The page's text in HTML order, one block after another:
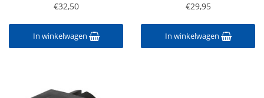
€32,50
In winkelwagen
€29,95
In winkelwagen